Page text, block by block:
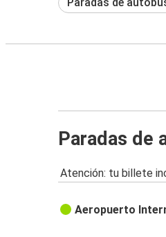
Paradas de
Atención: tu billete
Aeropuerto